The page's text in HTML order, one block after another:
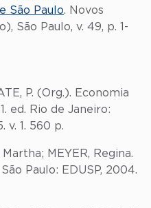
São Paulo. Novos
São Paulo, v. 49, p. 1-
P. (Org.). Economia
ed. Rio de Janeiro:
v. 1. 560 p.
MEYER, Regina.
Paulo: EDUSP, 2004.